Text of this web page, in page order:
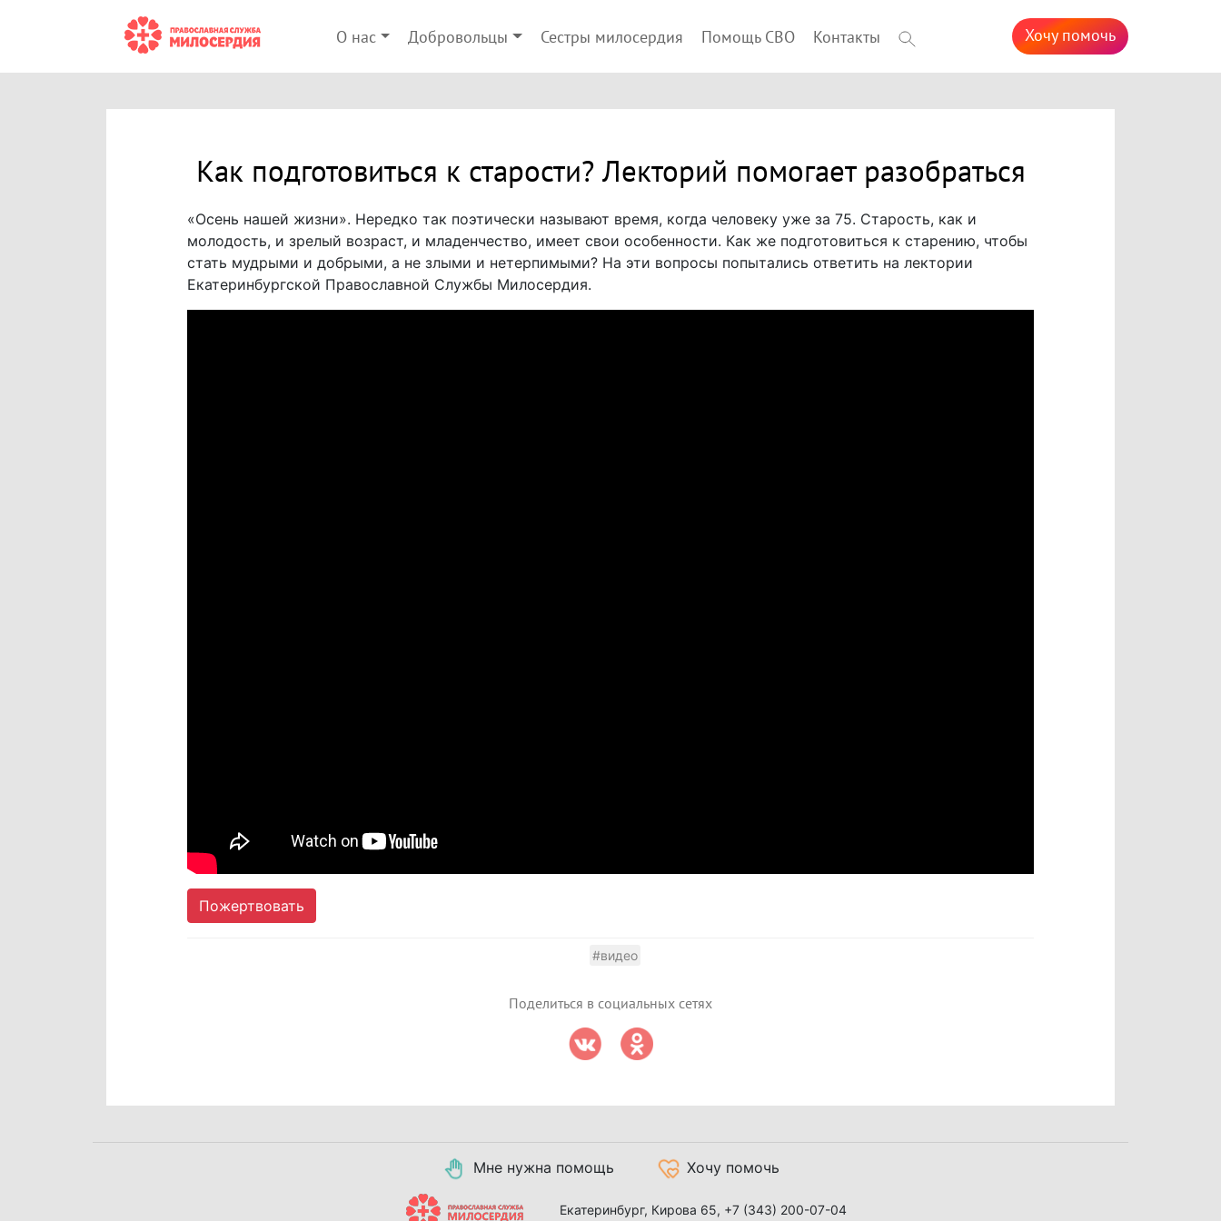
О нас Добровольцы Сестры милосердия Помощь СВО Контакты Хочу помочь
Как подготовиться к старости? Лекторий помогает разобраться
«Осень нашей жизни». Нередко так поэтически называют время, когда человеку уже за 75. Старость, как и
молодость, и зрелый возраст, и младенчество, имеет свои особенности. Как же подготовиться к старению, чтобы
стать мудрыми и добрыми, а не злыми и нетерпимыми? На эти вопросы попытались ответить на лектории
Екатеринбургской Православной Службы Милосердия.
Пожертвовать
#видео
Поделиться в социальных сетях
Мне нужна помощь Хочу помочь
Екатеринбург, Кирова 65, +7 (343) 200-07-04